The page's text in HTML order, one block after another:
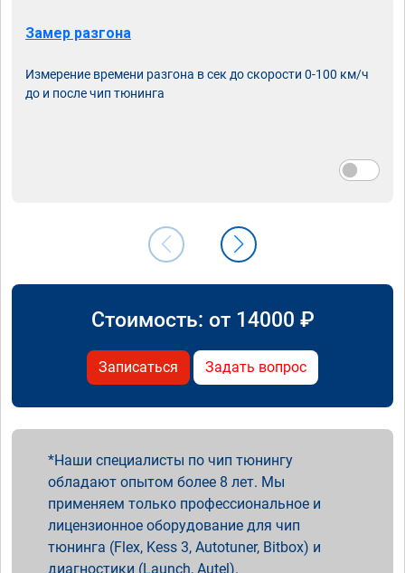
Замер разгона
Измерение времени разгона в сек до скорости 0-100 км/ч
до и после чип тюнинга
Стоимость: от 14000 ₽
Записаться Задать вопрос
Наши специалисты по чип тюнингу
обладают опытом более 8 лет. Мы
применяем только профессиональное и
лицензионное оборудование для чип
тюнинга (Flex, Kess 3, Autotuner, Bitbox) и
диагностики (Launch, Autel).